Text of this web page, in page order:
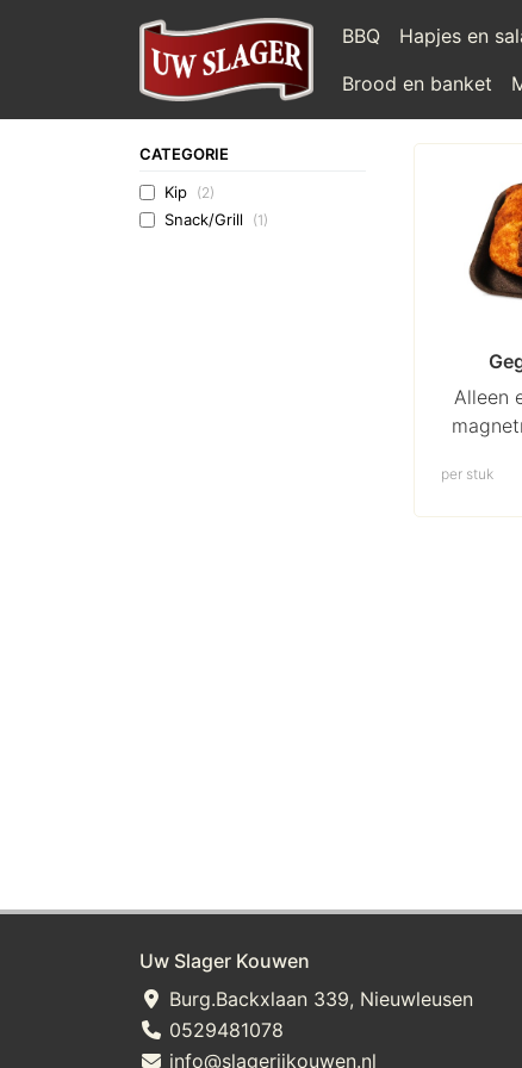
BBQ Hapjes en
Brood en banket
CATEGORIE
Kip (2)
Snack/Grill (1)
Alleen
per stuk
Uw Slager Kouwen
Burg.Backxlaan 339, Nieuwleusen
0529481078
info@slagerijkouwen.nl